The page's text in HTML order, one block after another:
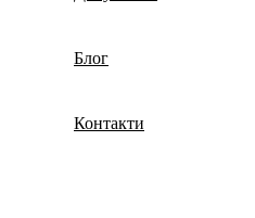
Блог
Контакти